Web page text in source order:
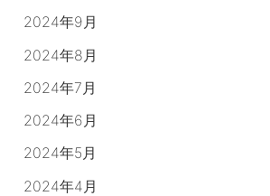
2024年9月
2024年8月
2024年7月
2024年6月
2024年5月
2024年4月